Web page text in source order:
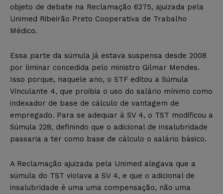
objeto de debate na Reclamação 6275, ajuizada pela
Unimed Ribeirão Preto Cooperativa de Trabalho
Médico.
Essa parte da súmula já estava suspensa desde 2008
por liminar concedida pelo ministro Gilmar Mendes.
Isso porque, naquele ano, o STF editou a Súmula
Vinculante 4, que proibia o uso do salário mínimo como
indexador de base de cálculo de vantagem de
empregado. Para se adequar à SV 4, o TST modificou a
Súmula 228, definindo que o adicional de insalubridade
passaria a ter como base de cálculo o salário básico.
A Reclamação ajuizada pela Unimed alegava que a
súmula do TST violava a SV 4, e que o adicional de
insalubridade é uma uma compensação, não uma